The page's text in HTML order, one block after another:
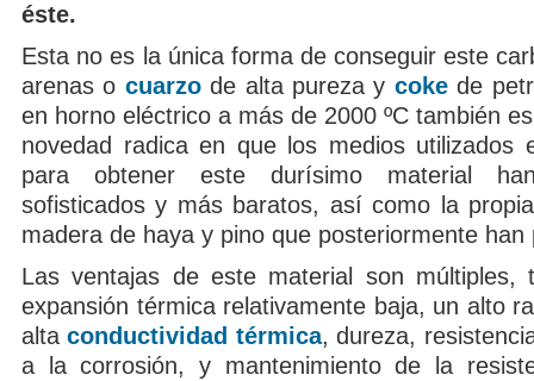
éste.
Esta no es la única forma de conseguir este
arenas o cuarzode alta pureza y cokede
en horno eléctrico a más de 2000 ºC también
novedad radica en que los medios utilizados
para obtener este durísimo material
sofisticados y más baratos, así como la
madera de haya y pino que posteriormente han
Las ventajas de este material son múltiples,
expansión térmica relativamente baja, un alto
altaconductividad térmica, dureza,
a la corrosión, y mantenimiento de la